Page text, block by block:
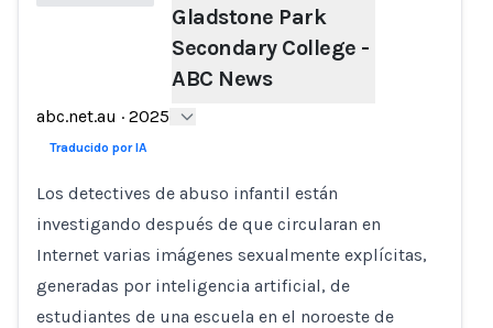
Gladstone Park
Secondary College -
ABC News
abc.net.au · 2025
Traducido por IA
Los detectives de abuso infantil están
investigando después de que circularan en
Internet varias imágenes sexualmente explícitas,
generadas por inteligencia artificial, de
estudiantes de una escuela en el noroeste de